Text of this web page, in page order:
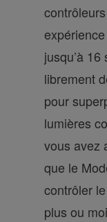
jusqu’à
librement
pour
lumières
vous avez
que le
contrôler
plus ou